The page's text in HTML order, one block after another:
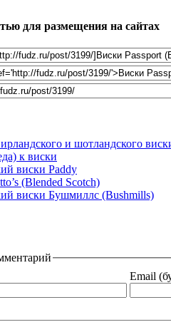
для размещения на сайтах
и шотландского
к виски
виски Paddy
(Blended Scotch)
виски Бушмиллс (Bushmills)
Email